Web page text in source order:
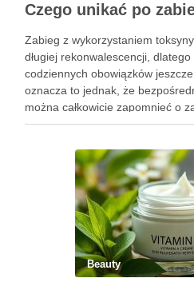
Zabieg z wykorzystaniem
długiej rekonwalescencji,
codziennych obowiązków
oznacza to jednak, że
można całkowicie zapomnieć o
Pierwsze godziny i dni po
Beauty